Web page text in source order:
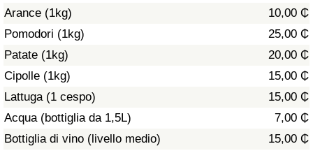
Arance (1kg)
10,00 ₵
Pomodori (1kg)
25,00 ₵
Patate (1kg)
20,00 ₵
Cipolle (1kg)
15,00 ₵
Lattuga (1 cespo)
15,00 ₵
Acqua (bottiglia da 1,5L)
7,00 ₵
Bottiglia di vino (livello medio)
15,00 ₵
Indice dell’Inquinamento (Corrente)
Indice di inquinamento
Indice dell’Inquinamento per Nazione
Traffico